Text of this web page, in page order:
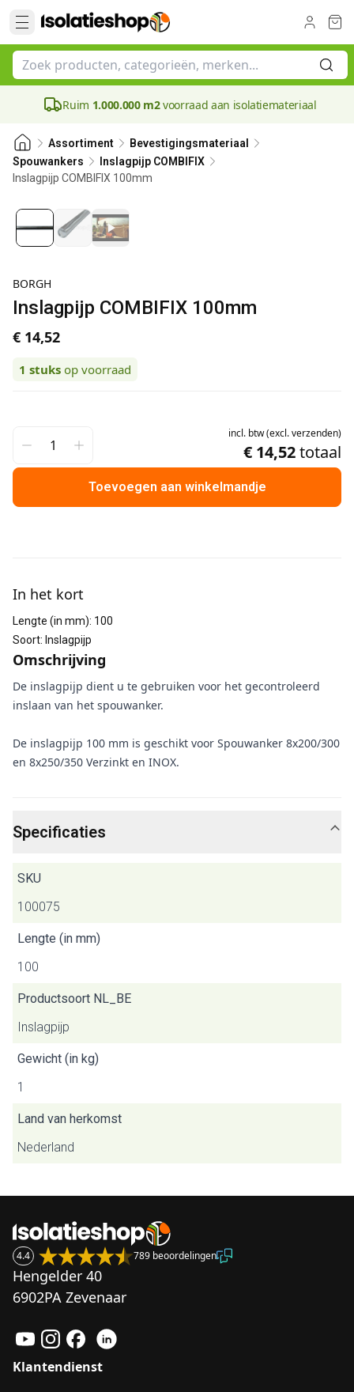
Ruim 1.000.000 m2voorraad aan isolatiemateriaal
Assortiment
Bevestigingsmateriaal
Spouwankers
Inslagpijp COMBIFIX
Inslagpijp COMBIFIX 100mm
BORGH
Inslagpijp COMBIFIX 100mm
€ 14,52
1 stuks op voorraad
incl. btw(excl.verzenden)
€ 14,52totaal
Toevoegen aan winkelmandje
In het kort
Lengte (in mm): 100
Soort: Inslagpijp
Omschrijving
De inslagpijp dient u te gebruiken voor het gecontroleerd
inslaan van het spouwanker.
De inslagpijp 100 mm is geschikt voor Spouwanker 8x200/300
en 8x250/350 Verzinkt en INOX.
Specificaties
SKU
100075
Lengte (in mm)
100
Productsoort NL_BE
Inslagpijp
Gewicht (in kg)
1
Land van herkomst
Nederland
4.4 789 beoordelingen
Hengelder 40
6902PA Zevenaar
Klantendienst